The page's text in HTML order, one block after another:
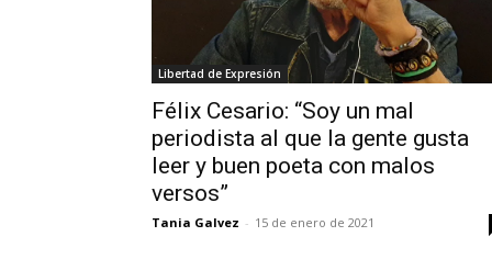
Libertad de Expresión
Félix Cesario: “Soy un mal
periodista al que la gente gusta
leer y buen poeta con malos
versos”
Tania Galvez - 15 de enero de 2021